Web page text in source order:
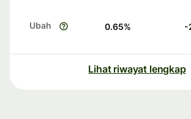
Ubah 0.65% -
Lihat riwayat lengkap